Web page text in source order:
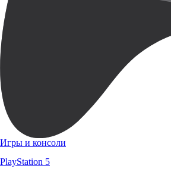
Игры и консоли
PlayStation 5